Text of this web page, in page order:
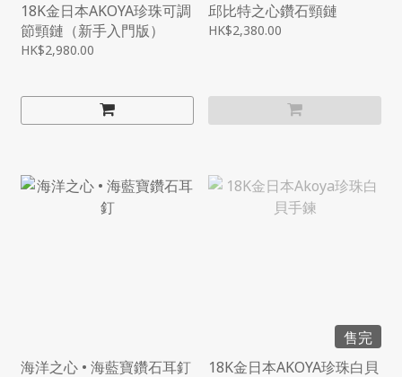
18K金日本AKOYA珍珠可調
節頸鏈（新手入門版）
HK$2,980.00
邱比特之心鑽石頸鏈
HK$2,380.00
海洋之心 • 海藍寶鑽石耳釘
售完
18K金日本AKOYA珍珠白貝